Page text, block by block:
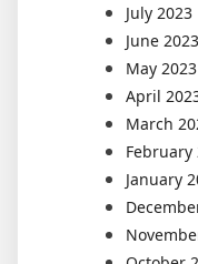
July 2023
June 2023
May 2023
April
March
February
January